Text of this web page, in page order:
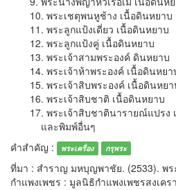
10. พระเชตุพนหูช้าง เนื้อดินหยาบ
11. พระลูกแป้งเดี่ยว เนื้อดินหยาบ
12. พระลูกแป้งคู่ เนื้อดินหยาบ
13. พระเจ้าสามพระองค์ ดินหยาบ
14. พระเจ้าห้าพระองค์ เนื้อดินหยา
15. พระเจ้าสิบพระองค์ เนื้อดินหยา
16. พระเจ้าสิบชาติ เนื้อดินหยาบ
17. พระเจ้าสิบชาตินารายณ์แปรง
และพิมพ์อื่นๆ
คำสำคัญ :
พระเครื่อง กรุพระ
ที่มา : สำราญ มหบุญพาชัย. (2533). พร
กำแพงเพชร : มูลนิธิกำแพงเพชรสงเคร